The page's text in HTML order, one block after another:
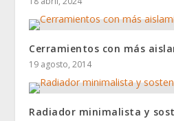
Cerramientos con más
19 agosto, 2014
Radiador minimalista y